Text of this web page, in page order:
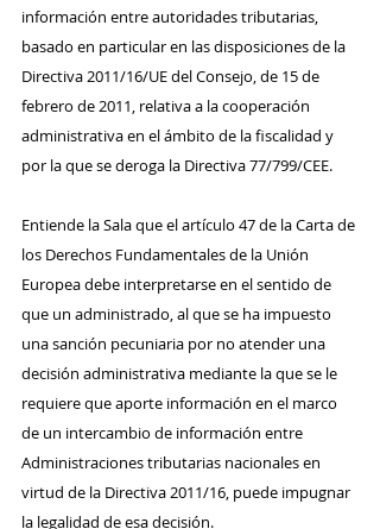
información entre autoridades tributarias,
basado en particular en las disposiciones de la
Directiva 2011/16/UE del Consejo, de 15 de
febrero de 2011, relativa a la cooperación
administrativa en el ámbito de la fiscalidad y
por la que se deroga la Directiva 77/799/CEE.
Entiende la Sala que el artículo 47 de la Carta de
los Derechos Fundamentales de la Unión
Europea debe interpretarse en el sentido de
que un administrado, al que se ha impuesto
una sanción pecuniaria por no atender una
decisión administrativa mediante la que se le
requiere que aporte información en el marco
de un intercambio de información entre
Administraciones tributarias nacionales en
virtud de la Directiva 2011/16, puede impugnar
la legalidad de esa decisión.